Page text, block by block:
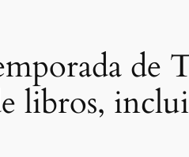
de
libros,